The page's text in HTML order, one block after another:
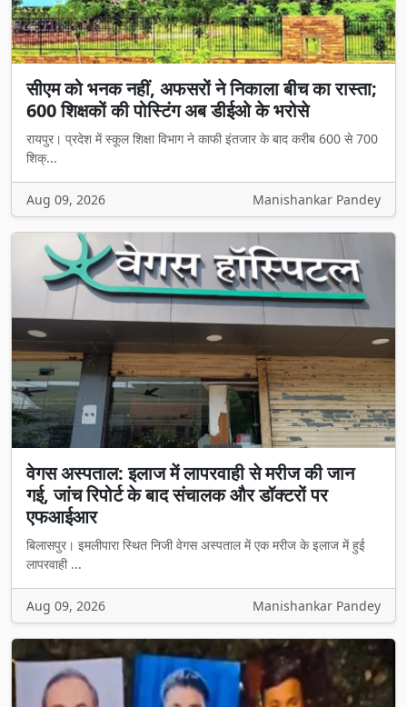
सीएम को भनक नहीं, अफसरों ने निकाला बीच का रास्ता;
600 शिक्षकों की पोस्टिंग अब डीईओ के भरोसे
रायपुर। प्रदेश में स्कूल शिक्षा विभाग ने काफी इंतजार के बाद करीब 600 से 700
शिक्...
Aug 09, 2026 Manishankar Pandey
वेगस अस्पताल: इलाज में लापरवाही से मरीज की जान
गई, जांच रिपोर्ट के बाद संचालक और डॉक्टरों पर
एफआईआर
बिलासपुर। इमलीपारा स्थित निजी वेगस अस्पताल में एक मरीज के इलाज में हुई
लापरवाही ...
Aug 09, 2026 Manishankar Pandey